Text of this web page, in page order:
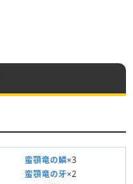
蛮顎竜の鱗×3
蛮顎竜の牙×2